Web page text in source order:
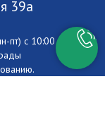
39а
пт) с 10:00 до